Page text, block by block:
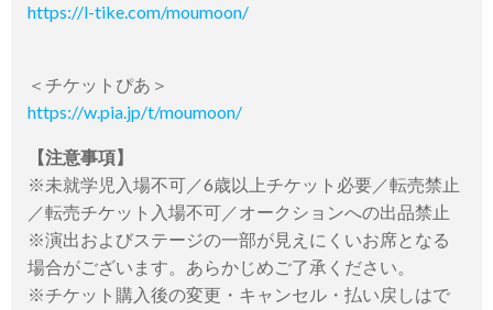
https://l-tike.com/moumoon/
＜チケットぴあ＞
https://w.pia.jp/t/moumoon/
【注意事項】
※未就学児入場不可／6歳以上チケット必要／転売禁止
／転売チケット入場不可／オークションへの出品禁止
※演出およびステージの一部が見えにくいお席となる
場合がございます。あらかじめご了承ください。
※チケット購入後の変更・キャンセル・払い戻しはで